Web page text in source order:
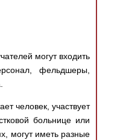
могут входить
фельдшеры,
человек, участвует
больнице или
могут иметь разные